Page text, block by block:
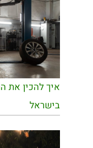
איך להכין את
בישראל